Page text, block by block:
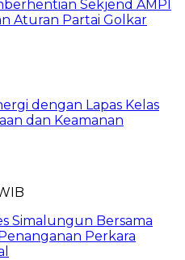
Sekjend AMPI
Aturan Partai Golkar
dengan Lapas Kelas
dan Keamanan
Simalungun Bersama
Perkara